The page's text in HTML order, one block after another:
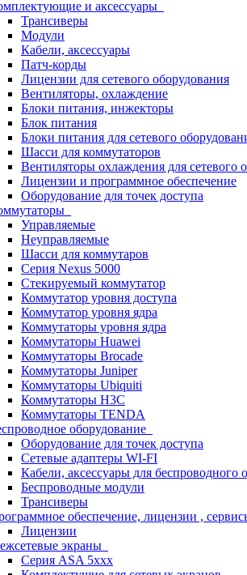
и аксессуары
Трансиверы
Модули
Кабели, аксессуары
Патч-корды
Лицензии для сетевого оборудования
Вентиляторы, охлаждение
Блоки питания, инжекторы
Блок питания
Блоки питания для сетевого
Шасси для коммутаторов
Вентиляторы охлаждения для сетевого
Лицензии и программное обеспечение
Оборудование для точек доступа
Управляемые
Неуправляемые
Шасси для коммутаров
Серия Nexus 5000
Стекируемый коммутатор
Коммутатор уровня доступа
Коммутатор уровня ядра
Коммутаторы уровня ядра
Коммутаторы Huawei
Коммутаторы Brocade
Коммутаторы Juniper
Коммутаторы Ubiquiti
Коммутаторы H3C
Коммутаторы TENDA
оборудование
Оборудование для точек доступа
Сетевые адаптеры WI-FI
Кабели, аксессуары для беспроводного
Беспроводные модули
Трансиверы
обеспечение, лицензии ,
Лицензии
экраны
Серия ASA 5xxx